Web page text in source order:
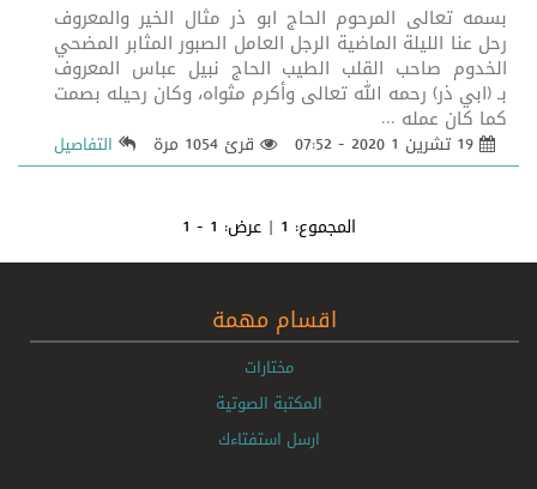
بسمه تعالى المرحوم الحاج ابو ذر مثال الخير والمعروف
رحل عنا الليلة الماضية الرجل العامل الصبور المثابر المضحي
الخدوم صاحب القلب الطيب الحاج نبيل عباس المعروف
بـ (ابي ذر) رحمه الله تعالى وأكرم مثواه، وكان رحيله بصمت
كما كان عمله ...
قرئ 1054 مرة التفاصيل
المجموع: 1 | عرض: 1 - 1
اقسام مهمة
مختارات
المكتبة الصوتية
ارسل استفتاءك